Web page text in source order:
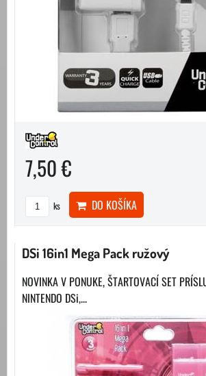
7,50 €
ks DO KOŠÍKA
DSi 16in1 Mega Pack ružový
NOVINKA V PONUKE, ŠTARTOVACÍ SET
NINTENDO DSi,...